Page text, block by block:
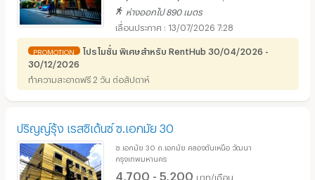
ห่างออกไป 890 เมตร
13/07/2026 7:28
PROMOTION
โปรโมชั่น พิเศษสำหรับ RentHub 30/04/2026 -
30/12/2026
ทำความสะอาดฟรี 2 วัน ต่อสัปดาห์
ปริญญ์รุ้ง เรสซิเด้นซ์ ซ.เอกมัย 30
ซ.เอกมัย 30 ถ.เอกมัย คลองตันเหนือ วัฒนา
กรุงเทพมหานคร
4,700 - 5,200 บาท/เดือน